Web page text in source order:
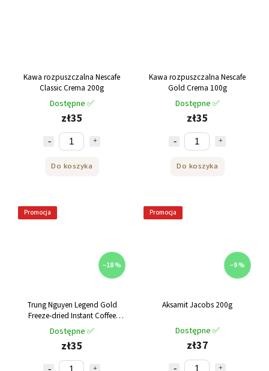
Kawa rozpuszczalna Nescafe
Classic Crema 200g
Dostępne ✅
zł35
Do koszyka
Kawa rozpuszczalna Nescafe
Gold Crema 100g
Dostępne ✅
zł35
Do koszyka
Promocja
–18 %
Trung Nguyen Legend Gold
Freeze-dried Instant Coffee
Vietnamese instant coffee 100g
Dostępne ✅
zł35
Promocja
–9 %
Aksamit Jacobs 200g
Dostępne ✅
zł37